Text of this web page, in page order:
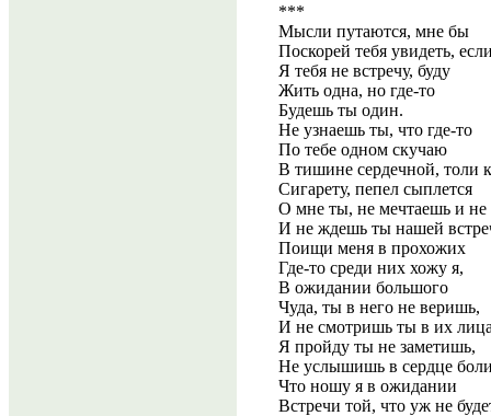
***
Мысли путаются, мне бы
Поскорей тебя увидеть,
Я тебя не встречу, буду
Жить одна, но где-то
Будешь ты один.
Не узнаешь ты, что где-то
По тебе одном скучаю
В тишине сердечной, толи
Сигарету, пепел сыплется
О мне ты, не мечтаешь и не
И не ждешь ты нашей
Поищи меня в прохожих
Где-то среди них хожу я,
В ожидании большого
Чуда, ты в него не веришь,
И не смотришь ты в их
Я пройду ты не заметишь,
Не услышишь в сердце
Что ношу я в ожидании
Встречи той, что уж не